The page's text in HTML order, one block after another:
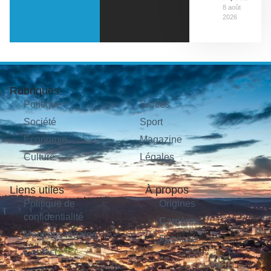
8 août
2026
Rubriques
Politique
Société
Économie
Culture
Sorties
Sport
Magazine
Légales
Liens utiles
Politique de
confidentialité
Mentions légales
Contact
À propos
Origines
Carrières
Publicité